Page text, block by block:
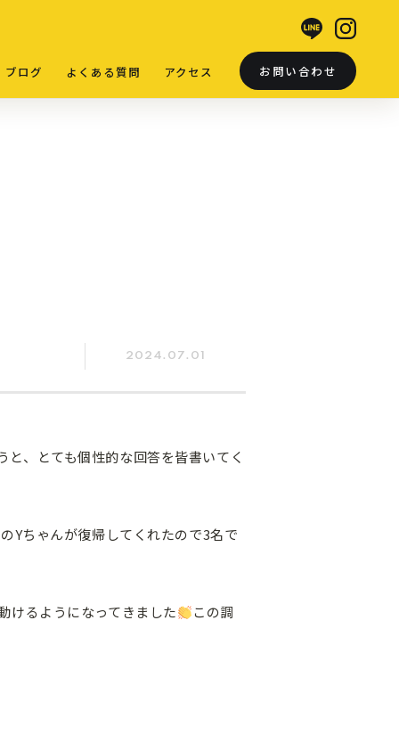
ブログ よくある質問 アクセス お問い合わせ
2024.07.01
、とても個性的な回答を皆書いてく
Yちゃんが復帰してくれたので3名で
けるようになってきました
この調